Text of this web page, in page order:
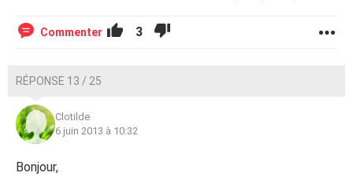
Commenter 3
RÉPONSE 13 / 25
Clotilde
6 juin 2013 à 10:32
Bonjour,